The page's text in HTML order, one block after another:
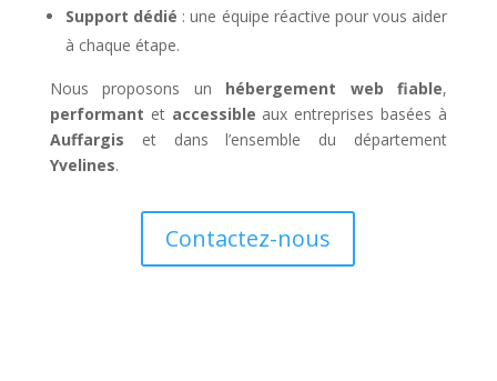
Support dédié : une équipe réactive pour vous aider
à chaque étape.
Nous proposons un hébergement web fiable,
performant et accessible aux entreprises basées à
Auffargis et dans l’ensemble du département
Yvelines.
Contactez-nous